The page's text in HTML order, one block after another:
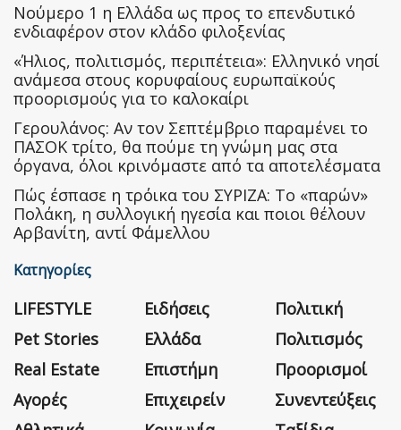
Nούμερο 1 η Ελλάδα ως προς το επενδυτικό
ενδιαφέρον στον κλάδο φιλοξενίας
«Ήλιος, πολιτισμός, περιπέτεια»: Ελληνικό νησί
ανάμεσα στους κορυφαίους ευρωπαϊκούς
προορισμούς για το καλοκαίρι
Γερουλάνος: Αν τον Σεπτέμβριο παραμένει το
ΠΑΣΟΚ τρίτο, θα πούμε τη γνώμη μας στα
όργανα, όλοι κρινόμαστε από τα αποτελέσματα
Πώς έσπασε η τρόικα του ΣΥΡΙΖΑ: Το «παρών»
Πολάκη, η συλλογική ηγεσία και ποιοι θέλουν
Αρβανίτη, αντί Φάμελλου
Κατηγορίες
LIFESTYLE
Pet Stories
Real Estate
Αγορές
Ειδήσεις
Ελλάδα
Επιστήμη
Επιχειρείν
Πολιτική
Πολιτισμός
Προορισμοί
Συνεντεύξεις